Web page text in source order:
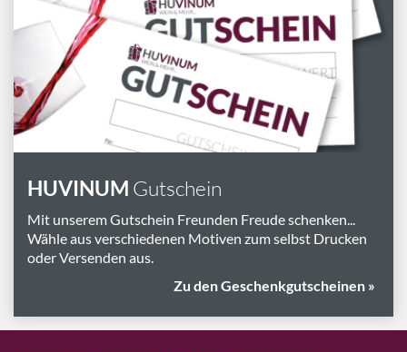
HUVINUM Gutschein
Mit unserem Gutschein Freunden Freude schenken...
Wähle aus verschiedenen Motiven zum selbst Drucken
oder Versenden aus.
Zu den Geschenkgutscheinen »